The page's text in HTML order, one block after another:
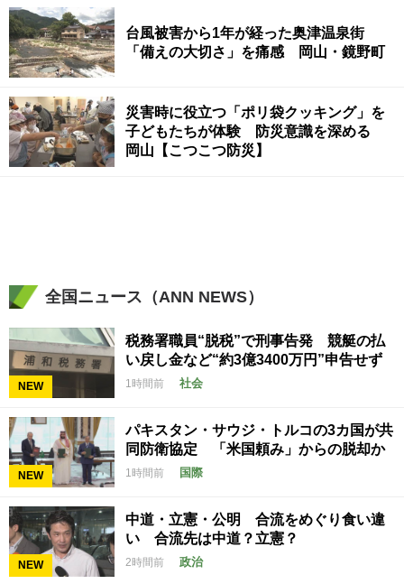
台風被害から1年が経った奥津温泉街
「備えの大切さ」を痛感 岡山・鏡野町
災害時に役立つ「ポリ袋クッキング」を
子どもたちが体験 防災意識を深める
岡山【こつこつ防災】
全国ニュース（ANN NEWS）
NEW
税務署職員“脱税”で刑事告発 競艇の払
い戻し金など“約3億3400万円”申告せず
1時間前 社会
NEW
パキスタン・サウジ・トルコの3カ国が共
同防衛協定 「米国頼み」からの脱却か
1時間前 国際
NEW
中道・立憲・公明 合流をめぐり食い違
い 合流先は中道？立憲？
2時間前 政治